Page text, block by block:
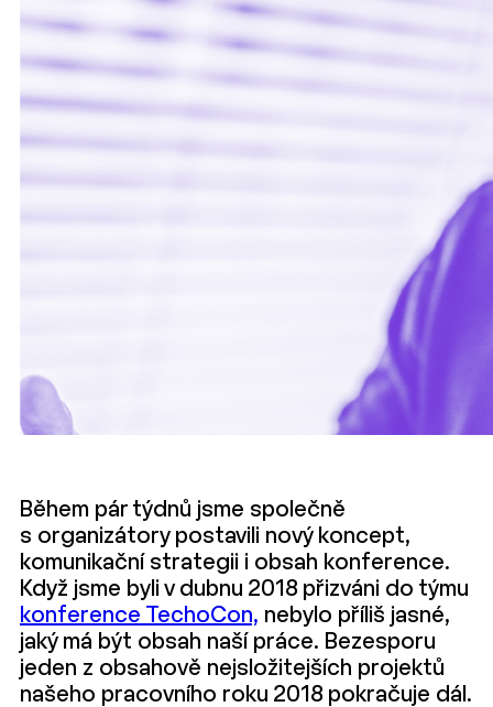
Během pár týdnů jsme společně
s organizátory postavili nový koncept,
komunikační strategii i obsah konference.
Když jsme byli v dubnu 2018 přizváni do týmu
konference TechoCon, nebylo příliš jasné,
jaký má být obsah naší práce. Bezesporu
jeden z obsahově nejsložitejších projektů
našeho pracovního roku 2018 pokračuje dál.